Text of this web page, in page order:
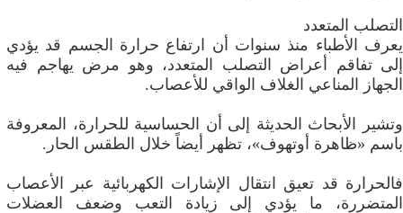
التصلب المتعدد
يعرف الأطباء منذ سنوات أن ارتفاع حرارة الجسم قد يؤدي
إلى تفاقم أعراض التصلب المتعدد، وهو مرض يهاجم فيه
الجهاز المناعي الغلاف الواقي للأعصاب.
وتشير الأبحاث الحديثة إلى أن الحساسية للحرارة، المعروفة
باسم «ظاهرة أوتهوف»، تظهر أيضاً خلال الطقس الحار.
فالحرارة قد تعيق انتقال الإشارات الكهربائية عبر الأعصاب
المتضررة، ما يؤدي إلى زيادة التعب وضعف العضلات